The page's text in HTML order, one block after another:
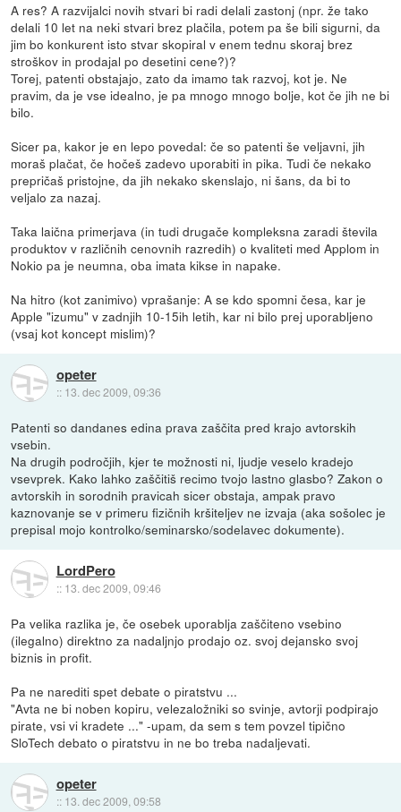
A res? A razvijalci novih stvari bi radi delali zastonj (npr. že tako
delali 10 let na neki stvari brez plačila, potem pa še bili sigurni, da
jim bo konkurent isto stvar skopiral v enem tednu skoraj brez
stroškov in prodajal po desetini cene?)?
Torej, patenti obstajajo, zato da imamo tak razvoj, kot je. Ne
pravim, da je vse idealno, je pa mnogo mnogo bolje, kot če jih ne bi
bilo.
Sicer pa, kakor je en lepo povedal: če so patenti še veljavni, jih
moraš plačat, če hočeš zadevo uporabiti in pika. Tudi če nekako
prepričaš pristojne, da jih nekako skenslajo, ni šans, da bi to
veljalo za nazaj.
Taka laična primerjava (in tudi drugače kompleksna zaradi števila
produktov v različnih cenovnih razredih) o kvaliteti med Applom in
Nokio pa je neumna, oba imata kikse in napake.
Na hitro (kot zanimivo) vprašanje: A se kdo spomni česa, kar je
Apple "izumu" v zadnjih 10-15ih letih, kar ni bilo prej uporabljeno
(vsaj kot koncept mislim)?
opeter
:: 13. dec 2009, 09:36
Patenti so dandanes edina prava zaščita pred krajo avtorskih
vsebin.
Na drugih področjih, kjer te možnosti ni, ljudje veselo kradejo
vsevprek. Kako lahko zaščitiš recimo tvojo lastno glasbo? Zakon o
avtorskih in sorodnih pravicah sicer obstaja, ampak pravo
kaznovanje se v primeru fizičnih kršiteljev ne izvaja (aka sošolec je
prepisal mojo kontrolko/seminarsko/sodelavec dokumente).
LordPero
:: 13. dec 2009, 09:46
Pa velika razlika je, če osebek uporablja zaščiteno vsebino
(ilegalno) direktno za nadaljnjo prodajo oz. svoj dejansko svoj
biznis in profit.
Pa ne narediti spet debate o piratstvu ...
"Avta ne bi noben kopiru, velezaložniki so svinje, avtorji podpirajo
pirate, vsi vi kradete ..." -upam, da sem s tem povzel tipično
SloTech debato o piratstvu in ne bo treba nadaljevati.
opeter
:: 13. dec 2009, 09:58